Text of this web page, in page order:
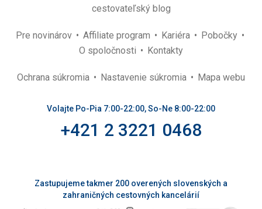
cestovateľský blog
Pre novinárov Affiliate program Kariéra
Pobočky
O spoločnosti
Kontakty
Ochrana súkromia Nastavenie súkromia Mapa webu
Volajte Po-Pia 7:00-22:00, So-Ne 8:00-22:00
+421 2 3221 0468
Zastupujeme takmer 200 overených slovenských a
zahraničných cestovných kancelárií